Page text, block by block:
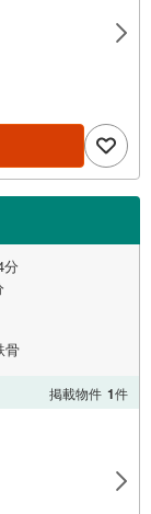
骨
掲載物件 1件